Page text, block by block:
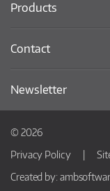
Products
Contact
Newsletter
© 2026
Privacy Policy
Created by: